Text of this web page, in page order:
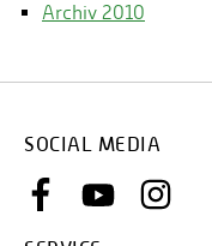
Archiv 2010
SOCIAL MEDIA